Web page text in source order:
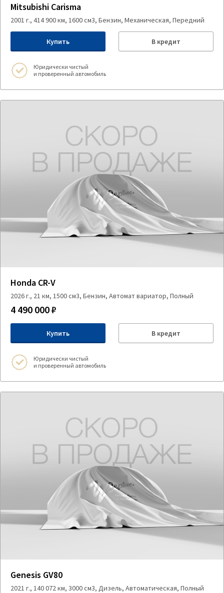
Mitsubishi Carisma
2001 г., 414 900 км, 1600 см3, Бензин, Механическая, Передний
Купить В кредит
Юридически чистый
и проверенный автомобиль
Honda CR-V
2026 г., 21 км, 1500 см3, Бензин, Автомат вариатор, Полный
4 490 000 ₽
Купить В кредит
Юридически чистый
и проверенный автомобиль
Genesis GV80
2021 г., 140 072 км, 3000 см3, Дизель, Автоматическая, Полный